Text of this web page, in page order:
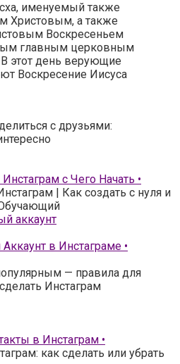
именуемый также
Христовым, а также
Воскресеньем
главным церковным
этот день верующие
Воскресение Иисуса
с друзьями:
с Чего Начать •
| Как создать с нуля и
в Инстаграме •
— правила для
Инстаграм
в Инстаграм •
как сделать или убрать